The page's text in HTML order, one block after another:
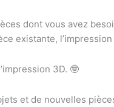
dont vous avez
existante,
3D. 🤓
et de nouvelles